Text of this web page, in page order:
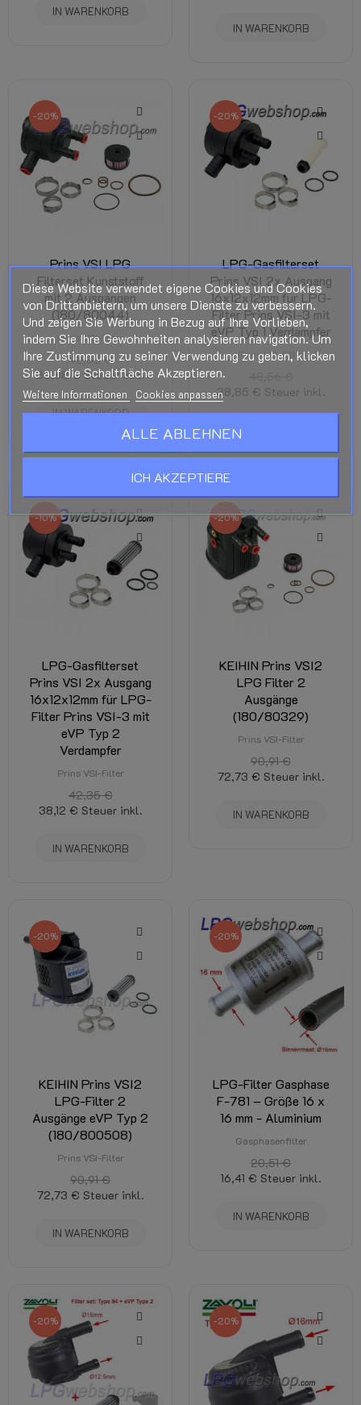
IN WARENKORB
IN WARENKORB
-20%
Prins VSI LPG
Filterset Kunststoff
mit 2 Ausgängen
(180/80044)
Prins VSI-Filter
42,35 €
33,88 € Steuer inkl.
IN WARENKORB
-20%
LPG-Gasfilterset
Prins VSI 2x Ausgang
16x12x12mm für LPG-
Filter Prins VSI-3 mit
eVP Typ 1 Verdampfer
Prins VSI-Filter
38,85 € Steuer inkl.
IN WARENKORB
-10%
LPG-Gasfilterset
Prins VSI 2x Ausgang
16x12x12mm für LPG-
Filter Prins VSI-3 mit
eVP Typ 2
Verdampfer
Prins VSI-Filter
42,35 €
38,12 € Steuer inkl.
IN WARENKORB
-20%
KEIHIN Prins VSI2
LPG Filter 2
Ausgänge
(180/80329)
Prins VSI-Filter
90,91 €
72,73 € Steuer inkl.
IN WARENKORB
-20%
KEIHIN Prins VSI2
LPG-Filter 2
Ausgänge eVP Typ 2
(180/800508)
Prins VSI-Filter
90,91 €
72,73 € Steuer inkl.
IN WARENKORB
-20%
LPG-Filter Gasphase
F-781 – Größe 16 x
16 mm - Aluminium
Gasphasenfilter
20,51 €
16,41 € Steuer inkl.
IN WARENKORB
-20% -20%
Diese Website verwendet eigene Cookies und Cookies
von Drittanbietern, um unsere Dienste zu verbessern.
Und zeigen Sie Werbung in Bezug auf Ihre Vorlieben,
indem Sie Ihre Gewohnheiten analysieren navigation. Um
Ihre Zustimmung zu seiner Verwendung zu geben, klicken
Sie auf die Schaltfläche Akzeptieren.
Weitere Informationen Cookies anpassen
ALLE ABLEHNEN
ICH AKZEPTIERE